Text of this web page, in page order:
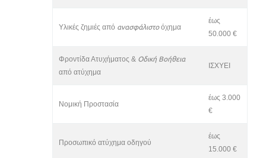
Υλικές ζημιές από ανασφάλιστοόχημα
έως
50.000 €
Φροντίδα Ατυχήματος & Οδική Βοήθεια
από ατύχημα
ΙΣΧΥΕΙ
Νομική Προστασία
έως 3.000
€
Προσωπικό ατύχημα οδηγού
έως
15.000 €